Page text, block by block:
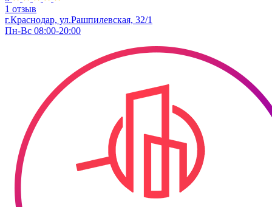
1 отзыв
г.Краснодар, ул.Рашпилевская, 32/1
Пн-Вс 08:00-20:00